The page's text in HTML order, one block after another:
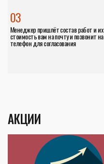
03
Менеджер пришлёт состав работ и их
стоимость вам на почту и позвонит на
телефон для согласования
АКЦИИ